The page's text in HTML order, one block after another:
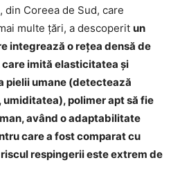
Coreea de Sud, care
multe ţări, a descoperit un
integrează o reţea densă de
care imită elasticitatea şi
pielii umane (detectează
polimer apt să fie
având o adaptabilitate
care a fost comparat cu
respingerii este extrem de